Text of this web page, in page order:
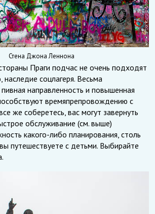
Стена Джона Леннона
Праги подчас не очень подходят
соцлагеря. Весьма
направленность и повышенная
времяпрепровождению с
же соберетесь, вас могут завернуть
обслуживание (см. выше)
какого-либо планирования, столь
путешествуете с детьми. Выбирайте